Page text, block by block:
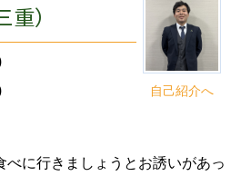
自己紹介へ
）
べに行きましょうとお誘いがあっ